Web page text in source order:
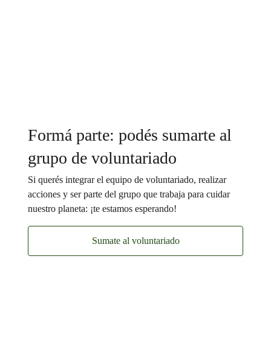
Formá parte: podés sumarte al
grupo de voluntariado
Si querés integrar el equipo de voluntariado, realizar
acciones y ser parte del grupo que trabaja para cuidar
nuestro planeta: ¡te estamos esperando!
Sumate al voluntariado